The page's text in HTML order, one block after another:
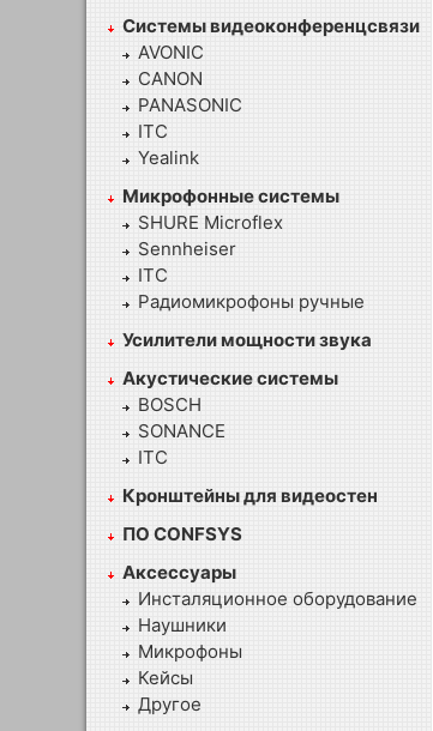
Системы видеоконференцсвязи
AVONIC
CANON
PANASONIC
ITC
Yealink
Микрофонные системы
SHURE Microflex
Sennheiser
ITC
Радиомикрофоны ручные
Усилители мощности звука
Акустические системы
BOSCH
SONANCE
ITC
Кронштейны для видеостен
ПО CONFSYS
Аксессуары
Инсталяционное оборудование
Наушники
Микрофоны
Кейсы
Другое